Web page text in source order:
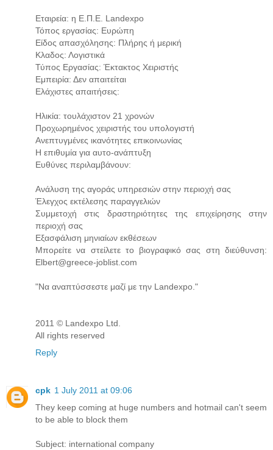
Εταιρεία: η Ε.Π.Ε. Landexpo
Τόπος εργασίας: Ευρώπη
Είδος απασχόλησης: Πλήρης ή μερική
Κλαδος: Λογιστικά
Τύπος Εργασίας: Έκτακτος Χειριστής
Εμπειρία: Δεν απαιτείται
Ελάχιστες απαιτήσεις:
Ηλικία: τουλάχιστον 21 χρονών
Προχωρημένος χειριστής του υπολογιστή
Ανεπτυγμένες ικανότητες επικοινωνίας
Η επιθυμία για αυτο-ανάπτυξη
Ευθύνες περιλαμβάνουν:
Ανάλυση της αγοράς υπηρεσιών στην περιοχή σας
Έλεγχος εκτέλεσης παραγγελιών
Συμμετοχή στις δραστηριότητες της επιχείρησης στην
περιοχή σας
Εξασφάλιση μηνιαίων εκθέσεων
Μπορείτε να στείλετε το βιογραφικό σας στη διεύθυνση:
Elbert@greece-joblist.com
"Να αναπτύσσεστε μαζί με την Landexpo."
2011 © Landexpo Ltd.
All rights reserved
Reply
cpk 1 July 2011 at 09:06
They keep coming at huge numbers and hotmail can't seem
to be able to block them
Subject: international company